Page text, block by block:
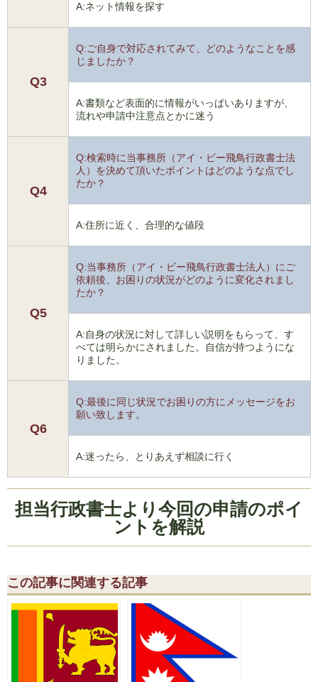
A:ネット情報を探す
Q3
Q:ご自身で対応されてみて、どのようなことを感
じましたか？
A:書類など表面的に情報がいっぱいありますが、
流れや申請中注意点とかに迷う
Q4
Q:検索時に当事務所（アイ・ビー飛鳥行政書士法
人）を決めて頂いたポイントはどのような点でし
たか？
A:住所に近く、合理的な値段
Q5
Q:当事務所（アイ・ビー飛鳥行政書士法人）にご
依頼後、お困りの状況がどのように変化されまし
たか？
A:自身の状況に対して詳しい説明をもらって、す
べては明らかにされました。自信が持つようにな
りました。
Q6
Q:最後に同じ状況でお困りの方にメッセージをお
願い致します。
A:迷ったら、とりあえず相談に行く
担当行政書士より今回の申請のポイ
ントを解説
この記事に関連する記事